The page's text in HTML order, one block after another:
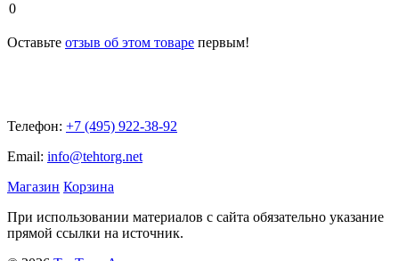
0
Оставьте отзыв об этом товаре первым!
Телефон: +7 (495) 922-38-92
Email: info@tehtorg.net
Магазин Корзина
При использовании материалов с сайта обязательно указание
прямой ссылки на источник.